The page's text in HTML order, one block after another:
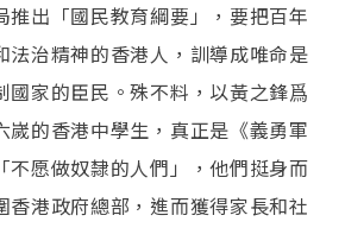
推出「國民教育綱要」，要把百年
法治精神的香港人，訓導成唯命是
國家的臣民。殊不料，以黃之鋒爲
嵗的香港中學生，真正是《義勇軍
不愿做奴隸的人們」，他們挺身而
香港政府總部，進而獲得家長和社